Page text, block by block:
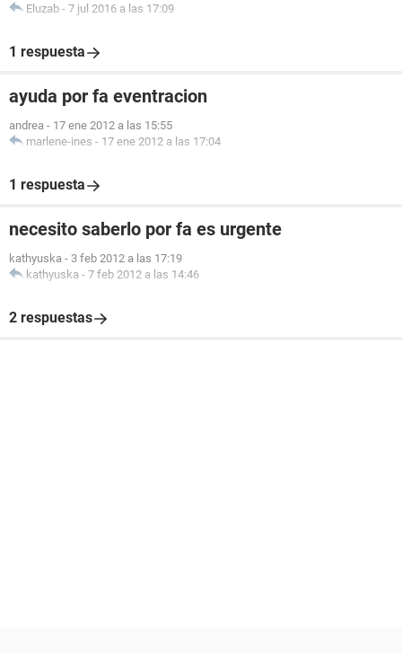
Eluzab - 7 jul 2016 a las 17:09
1 respuesta
ayuda por fa eventracion
andrea - 17 ene 2012 a las 15:55
marlene-ines - 17 ene 2012 a las 17:04
1 respuesta
necesito saberlo por fa es urgente
kathyuska - 3 feb 2012 a las 17:19
kathyuska - 7 feb 2012 a las 14:46
2 respuestas